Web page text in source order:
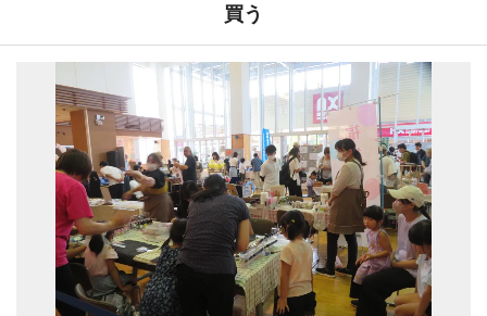
買う